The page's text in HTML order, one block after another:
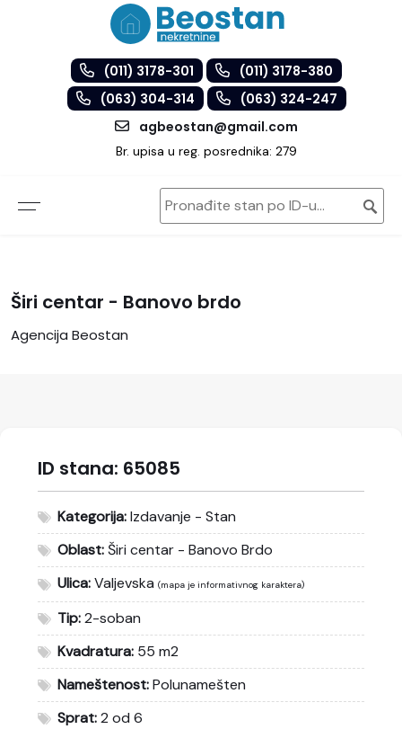
(011) 3178-301
(011) 3178-380
(063) 304-314
(063) 324-247
agbeostan@gmail.com
Br. upisa u reg. posrednika: 279
Širi centar - Banovo brdo
Agencija Beostan
ID stana: 65085
Kategorija:Izdavanje - Stan
Oblast:Širi centar - Banovo Brdo
Ulica:Valjevska (mapa je informativnog karaktera)
Tip:2-soban
Kvadratura: 55 m2
Nameštenost:Polunamešten
Sprat:2 od 6